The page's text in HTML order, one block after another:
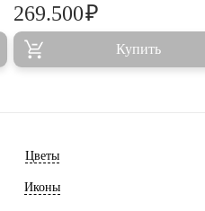
269.500₽
Купить
Цветы
Иконы